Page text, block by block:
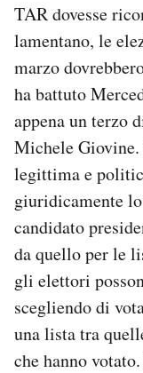
TAR dovesse
lamentano, le
marzo
ha battuto
appena un terzo
Michele
legittima e
giuridicamente
candidato
da quello per le
gli elettori
scegliendo di
una lista tra
che hanno